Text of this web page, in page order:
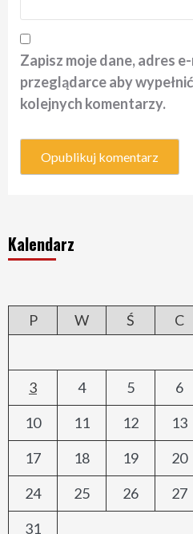
Zapisz moje dane, adres
przeglądarce aby
kolejnych komentarzy.
Kalendarz
P
W Ś C
3
4 5 6
10
11 12 13
17
18 19 20
24
25 26 27
31